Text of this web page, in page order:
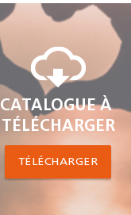
CATALOGUE À
TÉLÉCHARGER
TÉLÉCHARGER